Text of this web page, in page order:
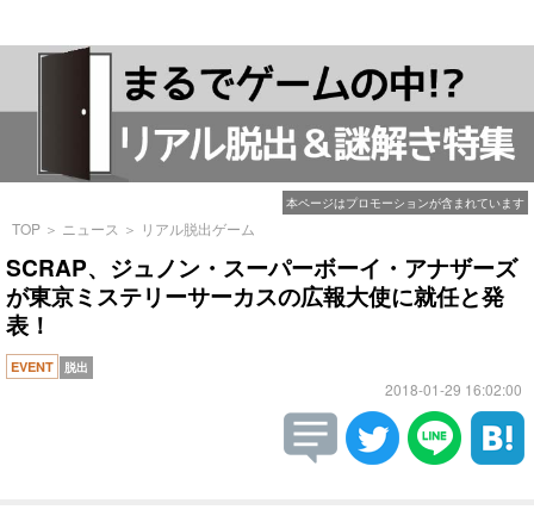
本ページはプロモーションが含まれています
TOP ＞ ニュース ＞ リアル脱出ゲーム
SCRAP、ジュノン・スーパーボーイ・アナザーズ
が東京ミステリーサーカスの広報大使に就任と発
表！
EVENT 脱出
2018-01-29 16:02:00